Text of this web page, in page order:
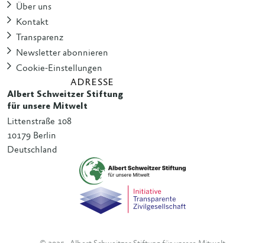
Über uns
Kontakt
Transparenz
Newsletter abonnieren
Cookie-Einstellungen
ADRESSE
Albert Schweitzer Stiftung
für unsere Mitwelt
Littenstraße 108
10179 Berlin
Deutschland